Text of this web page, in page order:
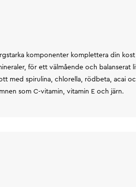
komponenter komplettera din kost
för ett välmående och balanserat
med spirulina, chlorella, rödbeta, acai
som C-vitamin, vitamin E och järn.